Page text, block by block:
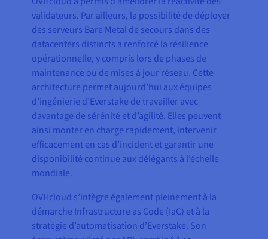
validateurs. Par ailleurs, la possibilité de déployer
des serveurs Bare Metal de secours dans des
datacenters distincts a renforcé la résilience
opérationnelle, y compris lors de phases de
maintenance ou de mises à jour réseau. Cette
architecture permet aujourd’hui aux équipes
d’ingénierie d’Everstake de travailler avec
davantage de sérénité et d’agilité. Elles peuvent
ainsi monter en charge rapidement, intervenir
efficacement en cas d’incident et garantir une
disponibilité continue aux délégants à l’échelle
mondiale.
OVHcloud s’intègre également pleinement à la
démarche Infrastructure as Code (IaC) et à la
stratégie d’automatisation d’Everstake. Son